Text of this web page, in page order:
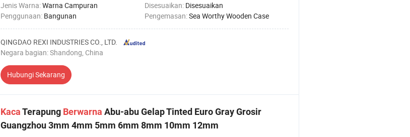
Jenis Warna:Warna Campuran Disesuaikan: Disesuaikan
Penggunaan: Bangunan Pengemasan:Sea Worthy Wooden Case
QINGDAO REXI INDUSTRIES CO., LTD.
Negara bagian: Shandong, China
Hubungi Sekarang
KacaTerapung Berwarna Abu-abu Gelap Tinted Euro Gray Grosir
Guangzhou 3mm 4mm 5mm 6mm 8mm 10mm 12mm